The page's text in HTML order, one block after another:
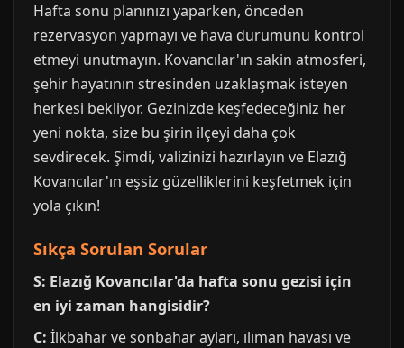
Hafta sonu planınızı yaparken, önceden
rezervasyon yapmayı ve hava durumunu kontrol
etmeyi unutmayın. Kovancılar'ın sakin atmosferi,
şehir hayatının stresinden uzaklaşmak isteyen
herkesi bekliyor. Gezinizde keşfedeceğiniz her
yeni nokta, size bu şirin ilçeyi daha çok
sevdirecek. Şimdi, valizinizi hazırlayın ve Elazığ
Kovancılar'ın eşsiz güzelliklerini keşfetmek için
yola çıkın!
Sıkça Sorulan Sorular
S: Elazığ Kovancılar'da hafta sonu gezisi için
en iyi zaman hangisidir?
C: İlkbahar ve sonbahar ayları, ılıman havası ve